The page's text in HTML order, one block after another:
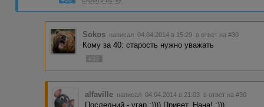
— Орех: "Подумаешь сердечко, я похож на мозг! "
— Банан: "Друзья, может сменим тему?! "
------------------------------ --------------------
Ночью она убедилась, что Виталий очень опытный и
него нет запретных тем!
А Виталий просто не знал куда...
Sokos написал 04.04.2014 в 15:29 в ответ на #30
Кому за 40: старость нужно уважать
#32
alfaville написал 04.04.2014 в 21:03 в ответ на #30
Последний - угар :)))) Привет, Нана! :)))